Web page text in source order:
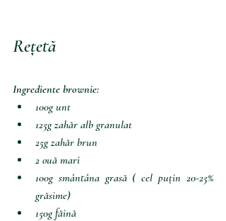
Rețetă
Ingrediente brownie:
100g unt
125g zahăr alb granulat
25g zahăr brun
2 ouă mari
100g smântâna grasă ( cel puțin 20-25%
grăsime)
150g făină